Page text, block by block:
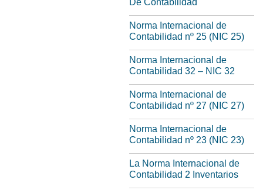
De Contabilidad
Norma Internacional de
Contabilidad nº 25 (NIC 25)
Norma Internacional de
Contabilidad 32 – NIC 32
Norma Internacional de
Contabilidad nº 27 (NIC 27)
Norma Internacional de
Contabilidad nº 23 (NIC 23)
La Norma Internacional de
Contabilidad 2 Inventarios